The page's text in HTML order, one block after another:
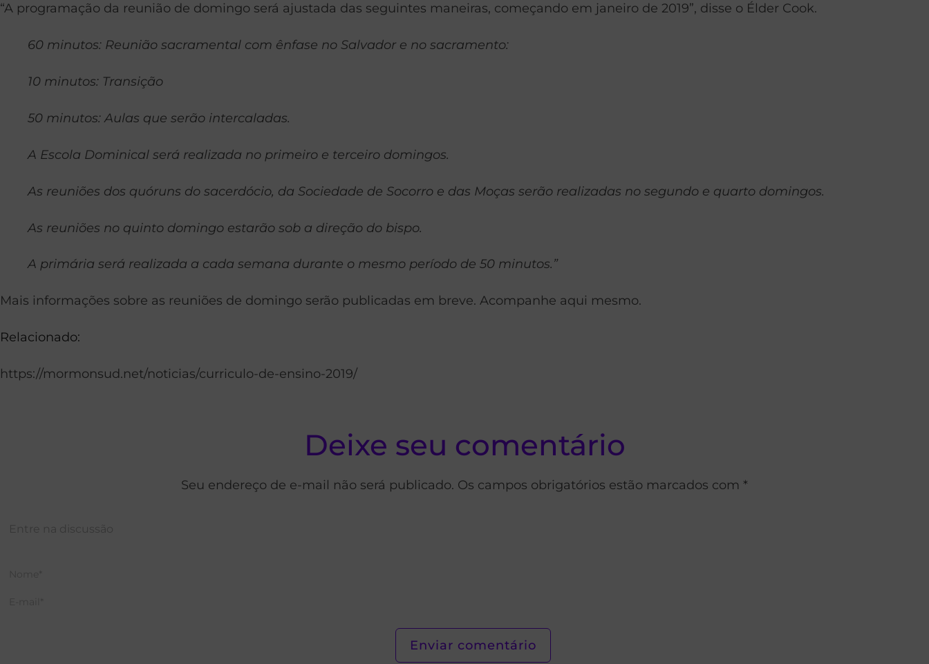
“A programação da reunião de domingo será ajustada das seguintes maneiras, começando em janeiro de 2019”, disse o Élder Cook.
60 minutos: Reunião sacramental com ênfase no Salvador e no sacramento:
10 minutos: Transição
50 minutos: Aulas que serão intercaladas.
A Escola Dominical será realizada no primeiro e terceiro domingos.
As reuniões dos quóruns do sacerdócio, da Sociedade de Socorro e das Moças serão realizadas no segundo e quarto domingos.
As reuniões no quinto domingo estarão sob a direção do bispo.
A primária será realizada a cada semana durante o mesmo período de 50 minutos.”
Mais informações sobre as reuniões de domingo serão publicadas em breve. Acompanhe aqui mesmo.
Relacionado:
https://mormonsud.net/noticias/curriculo-de-ensino-2019/
Deixe seu comentário
Seu endereço de e-mail não será publicado. Os campos obrigatórios estão marcados com *